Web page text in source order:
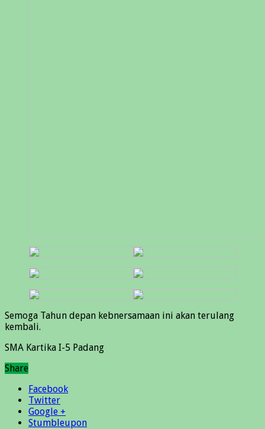
Semoga Tahun depan kebnersamaan ini akan terulang
kembali.
SMA Kartika I-5 Padang
Share
Facebook
Twitter
Google +
Stumbleupon